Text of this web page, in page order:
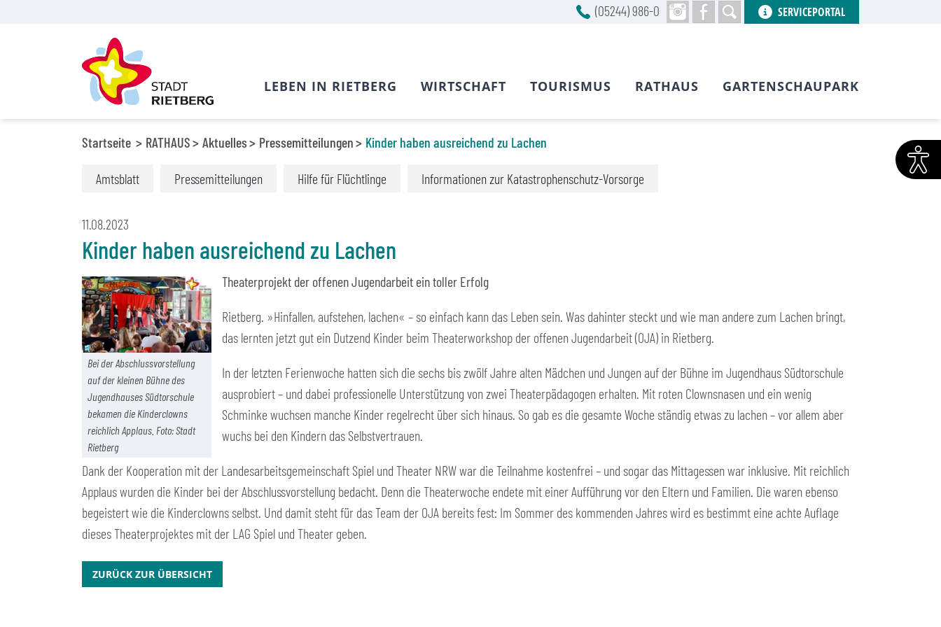
Startseite RATHAUS Aktuelles Pressemitteilungen Kinder haben ausreichend zu Lachen
Amtsblatt Pressemitteilungen Hilfe für Flüchtlinge Informationen zur Katastrophenschutz-Vorsorge
11.08.2023
Kinder haben ausreichend zu Lachen
Bei der Abschlussvorstellung
auf der kleinen Bühne des
Jugendhauses Südtorschule
bekamen die Kinderclowns
reichlich Applaus. Foto: Stadt
Rietberg
Theaterprojekt der offenen Jugendarbeit ein toller Erfolg
Rietberg. »Hinfallen, aufstehen, lachen« – so einfach kann das Leben sein. Was dahinter steckt und wie man andere zum Lachen bringt,
das lernten jetzt gut ein Dutzend Kinder beim Theaterworkshop der offenen Jugendarbeit (OJA) in Rietberg.
In der letzten Ferienwoche hatten sich die sechs bis zwölf Jahre alten Mädchen und Jungen auf der Bühne im Jugendhaus Südtorschule
ausprobiert – und dabei professionelle Unterstützung von zwei Theaterpädagogen erhalten. Mit roten Clownsnasen und ein wenig
Schminke wuchsen manche Kinder regelrecht über sich hinaus. So gab es die gesamte Woche ständig etwas zu lachen – vor allem aber
wuchs bei den Kindern das Selbstvertrauen.
Dank der Kooperation mit der Landesarbeitsgemeinschaft Spiel und Theater NRW war die Teilnahme kostenfrei – und sogar das Mittagessen war inklusive. Mit reichlich
Applaus wurden die Kinder bei der Abschlussvorstellung bedacht. Denn die Theaterwoche endete mit einer Aufführung vor den Eltern und Familien. Die waren ebenso
begeistert wie die Kinderclowns selbst. Und damit steht für das Team der OJA bereits fest: Im Sommer des kommenden Jahres wird es bestimmt eine achte Auflage
dieses Theaterprojektes mit der LAG Spiel und Theater geben.
ZURÜCK ZUR ÜBERSICHT
(05244) 986-0 SERVICEPORTAL
LEBEN IN RIETBERG WIRTSCHAFT TOURISMUS RATHAUS GARTENSCHAUPARK